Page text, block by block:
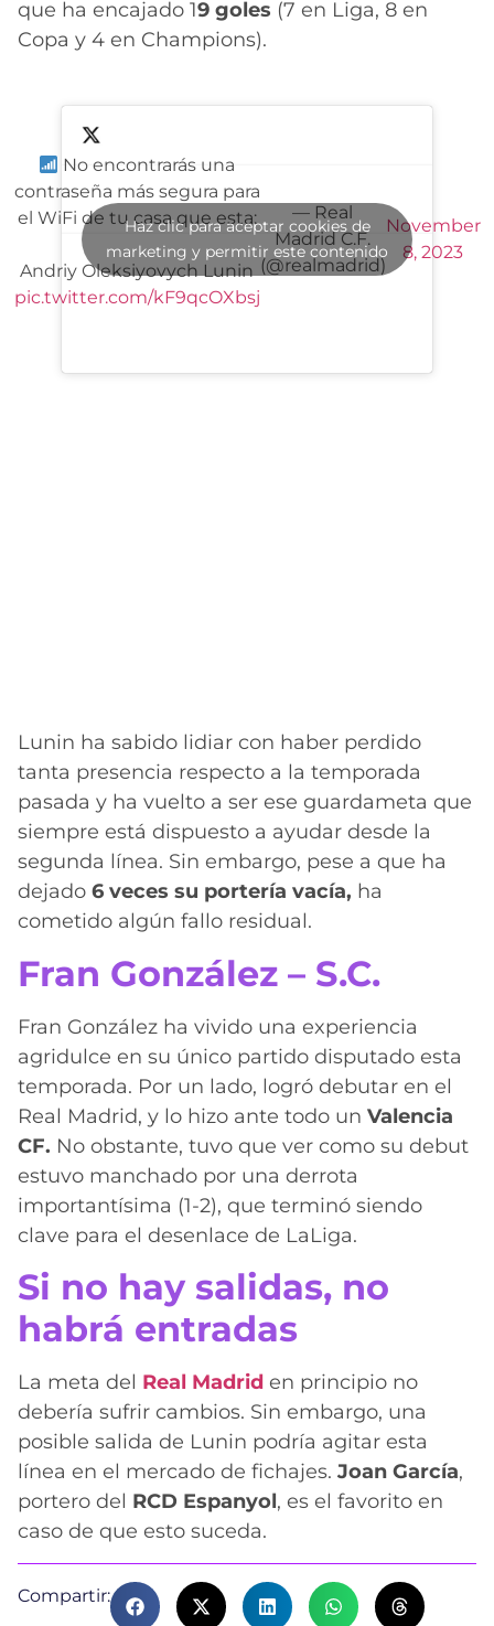
que ha encajado 19 goles (7 en Liga, 8 en
Copa y 4 en Champions).
No encontrarás una
contraseña más segura para
el WiFi de tu casa que esta:
Andriy Oleksiyovych Lunin
pic.twitter.com/kF9qcOXbsj
— Real
Madrid C.F.
(@realmadrid)
November
8, 2023
Haz clic para aceptar cookies de
marketing y permitir este contenido
Lunin ha sabido lidiar con haber perdido
tanta presencia respecto a la temporada
pasada y ha vuelto a ser ese guardameta que
siempre está dispuesto a ayudar desde la
segunda línea. Sin embargo, pese a que ha
dejado 6 veces su portería vacía, ha
cometido algún fallo residual.
Fran González – S.C.
Fran González ha vivido una experiencia
agridulce en su único partido disputado esta
temporada. Por un lado, logró debutar en el
Real Madrid, y lo hizo ante todo un Valencia
CF. No obstante, tuvo que ver como su debut
estuvo manchado por una derrota
importantísima (1-2), que terminó siendo
clave para el desenlace de LaLiga.
Si no hay salidas, no
habrá entradas
La meta del Real Madrid en principio no
debería sufrir cambios. Sin embargo, una
posible salida de Lunin podría agitar esta
línea en el mercado de fichajes. Joan García,
portero del RCD Espanyol, es el favorito en
caso de que esto suceda.
Compartir: